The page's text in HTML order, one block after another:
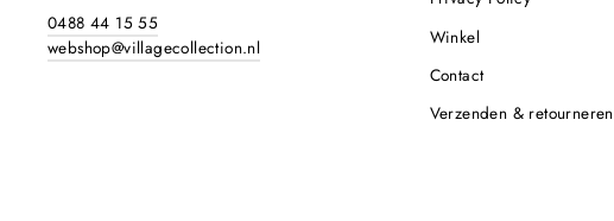
0488 44 15 55
webshop@villagecollection.nl
Winkel
Contact
Verzenden & retourneren